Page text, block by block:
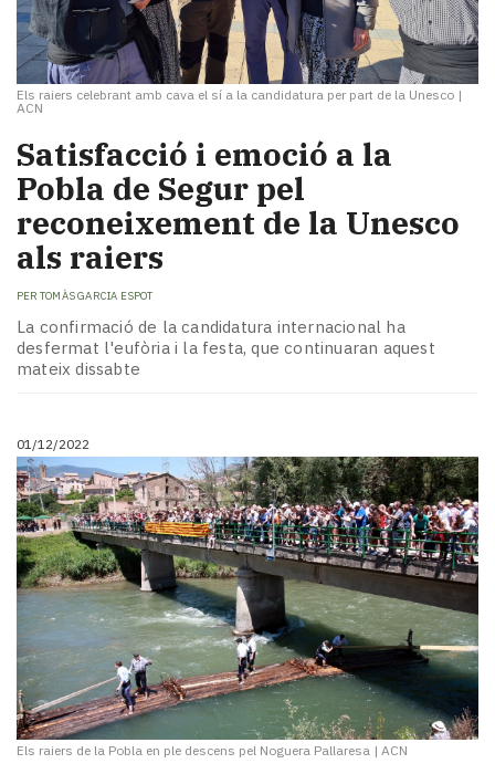
Els raiers celebrant amb cava el sí a la candidatura per part de la Unesco |
ACN
Satisfacció i emoció a la
Pobla de Segur pel
reconeixement de la Unesco
als raiers
PER TOMÀS GARCIA ESPOT
La confirmació de la candidatura internacional ha
desfermat l'eufòria i la festa, que continuaran aquest
mateix dissabte
01/12/2022
Els raiers de la Pobla en ple descens pel Noguera Pallaresa | ACN